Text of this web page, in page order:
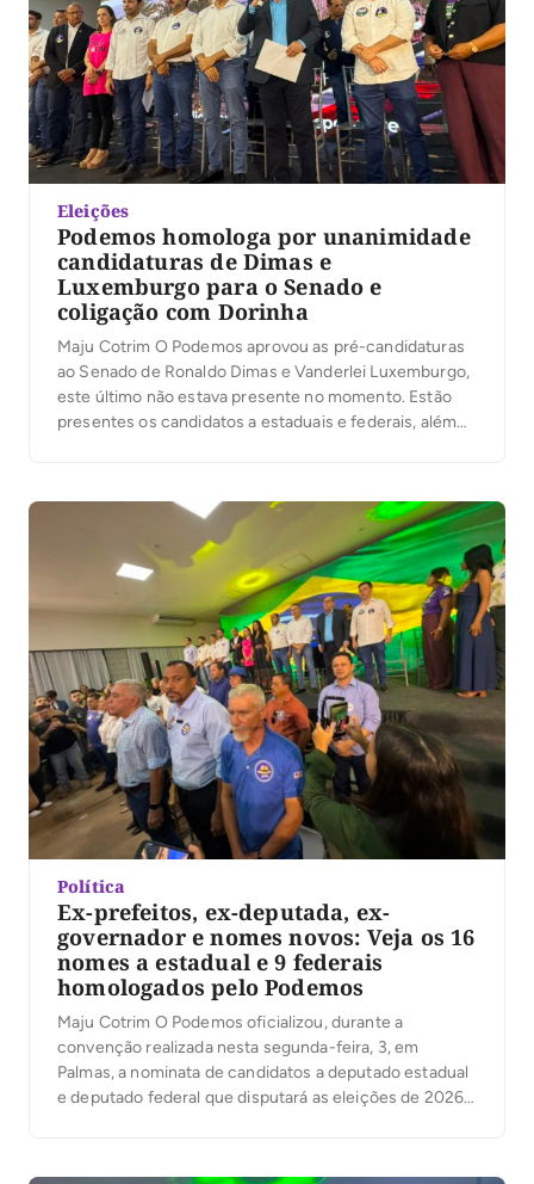
Eleições
Podemos homologa por unanimidade
candidaturas de Dimas e
Luxemburgo para o Senado e
coligação com Dorinha
Maju Cotrim O Podemos aprovou as pré-candidaturas
ao Senado de Ronaldo Dimas e Vanderlei Luxemburgo,
este último não estava presente no momento. Estão
presentes os candidatos a estaduais e federais, além
candidatura ao governo de Professora Dorinha também
Política
Ex-prefeitos, ex-deputada, ex-
governador e nomes novos: Veja os 16
nomes a estadual e 9 federais
homologados pelo Podemos
Maju Cotrim O Podemos oficializou, durante a
convenção realizada nesta segunda-feira, 3, em
Palmas, a nominata de candidatos a deputado estadual
e deputado federal que disputará as eleições de 2026.
as candidaturas de Ronaldo Dimas e Vanderlei